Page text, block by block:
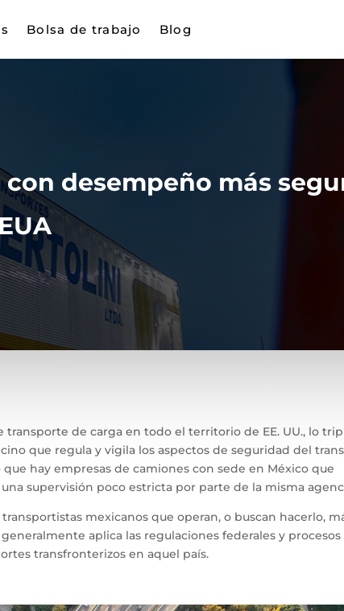
Bolsa de trabajo Blog
desempeño más
de carga en todo el territorio de EE. UU., lo
que regula y vigila los aspectos de seguridad del
hay empresas de camiones con sede en México que
supervisión poco estricta por parte de la misma
mexicanos que operan, o buscan hacerlo,
aplica las regulaciones federales y
transfronterizos en aquel país.